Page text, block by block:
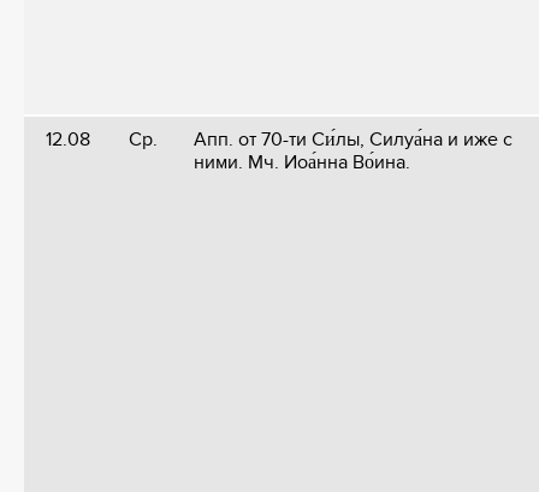
12.08 Ср.
Апп. от 70-ти Си́лы, Силуа́на и иже с
ними. Мч. Иоа́нна Во́ина.